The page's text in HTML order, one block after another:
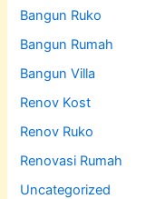
Bangun Ruko
Bangun Rumah
Bangun Villa
Renov Kost
Renov Ruko
Renovasi Rumah
Uncategorized